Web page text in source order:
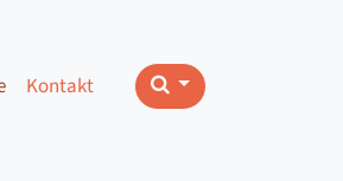
Kontakt